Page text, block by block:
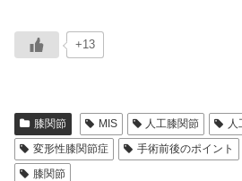
+13
膝関節 MIS 人工膝関節
人
変形性膝関節症
手術前後のポイント
膝関節